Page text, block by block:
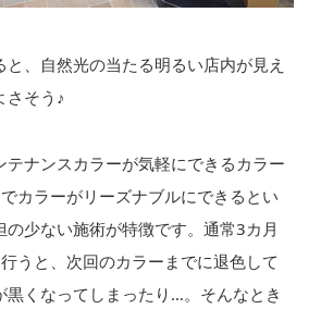
と、自然光の当たる明るい店内が見え
さそう♪
テナンスカラーが気軽にできるカラー
カラーがリーズナブルにできるとい
の少ない施術が特徴です。通常3カ月
うと、次回のカラーまでに退色して
黒くなってしまったり…。そんなとき